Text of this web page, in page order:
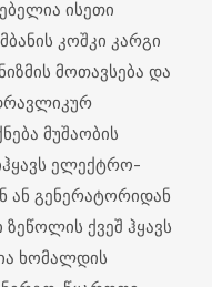
ისეთი
კოშკი კარგი
მოთავსება და
მუშაობის
ელექტრო-
ან გენერატორიდან
ქვეშ ჰყავს
ხომალდის